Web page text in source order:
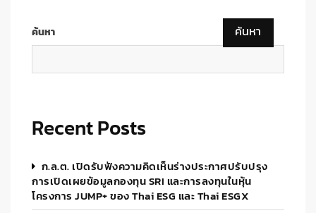
ค้นหา ค้นหา
Recent Posts
ก.ล.ต. เปิดรับฟังความคิดเห็นร่างประกาศปรับปรุง
การเปิดเผยข้อมูลกองทุน SRI และการลงทุนในหุ้น
โครงการ JUMP+ ของ Thai ESG และ Thai ESGX